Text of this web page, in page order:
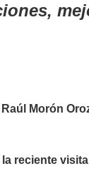
Raúl Morón
reciente